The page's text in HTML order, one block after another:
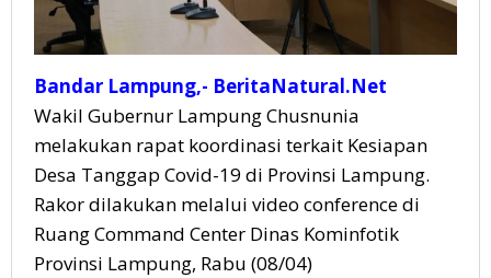
Bandar Lampung,- BeritaNatural.Net
Wakil Gubernur Lampung Chusnunia
melakukan rapat koordinasi terkait Kesiapan
Desa Tanggap Covid-19 di Provinsi Lampung.
Rakor dilakukan melalui video conference di
Ruang Command Center Dinas Kominfotik
Provinsi Lampung, Rabu (08/04)